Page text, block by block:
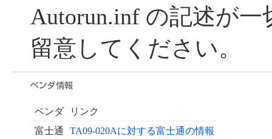
Autorun.inf の記述が
留意してください。
ベンダ
リンク
富士通
TA09-020Aに対する富士通の情報